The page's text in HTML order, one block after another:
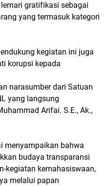
gratifikasi sebagai
yang termasuk kategori
kegiatan ini juga
korupsi kepada
narasumber dari Satuan
yang langsung
Arifai. S.E., Ak.,
menyampaikan bahwa
budaya transparansi
kegiatan kemahasiswaan,
melalui papan